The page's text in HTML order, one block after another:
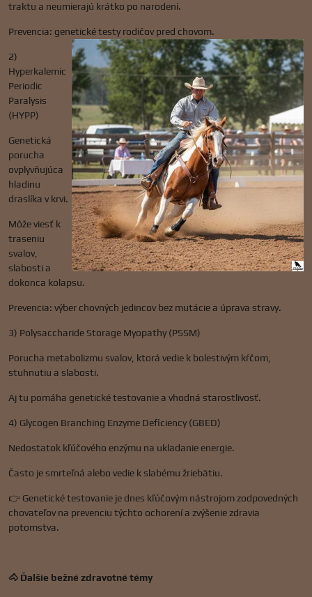
traktu a neumierajú krátko po narodení.
Prevencia: genetické testy rodičov pred chovom.
2)
Hyperkalemic
Periodic
Paralysis
(HYPP)
Genetická
porucha
ovplyvňujúca
hladinu
draslíka v krvi.
Môže viesť k
traseniu
svalov,
slabosti a
dokonca kolapsu.
Prevencia: výber chovných jedincov bez mutácie a úprava stravy.
3) Polysaccharide Storage Myopathy (PSSM)
Porucha metabolizmu svalov, ktorá vedie k bolestivým kŕčom,
stuhnutiu a slabosti.
Aj tu pomáha genetické testovanie a vhodná starostlivosť.
4) Glycogen Branching Enzyme Deficiency (GBED)
Nedostatok kľúčového enzýmu na ukladanie energie.
Často je smrteľná alebo vedie k slabému žriebätiu.
👉 Genetické testovanie je dnes kľúčovým nástrojom zodpovedných
chovateľov na prevenciu týchto ochorení a zvýšenie zdravia
potomstva.
🐴 Ďalšie bežné zdravotné témy